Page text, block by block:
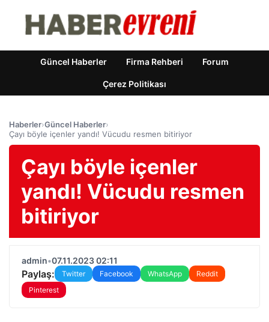
Güncel Haberler Firma Rehberi Forum
Çerez Politikası
Haberler›Güncel Haberler›
Çayı böyle içenler yandı! Vücudu resmen bitiriyor
Çayı böyle içenler
yandı! Vücudu resmen
bitiriyor
admin•07.11.2023 02:11
Paylaş: Twitter Facebook WhatsApp
Reddit
Pinterest